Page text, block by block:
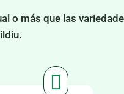
o más que las
